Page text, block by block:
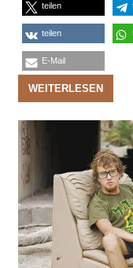
teilen
teilen
E-Mail
WEITERLESEN